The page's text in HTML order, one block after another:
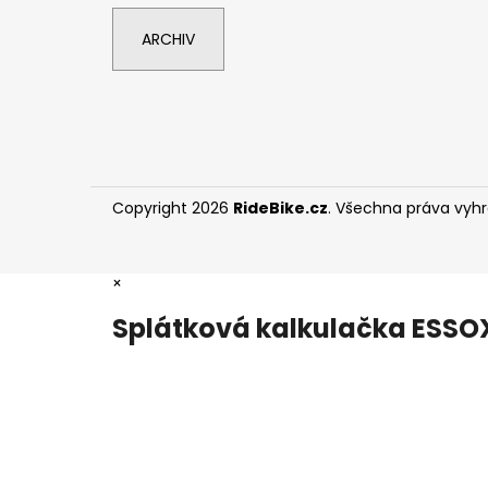
ARCHIV
Copyright 2026 RideBike.cz. Všechna práva
×
Splátková kalkulačka